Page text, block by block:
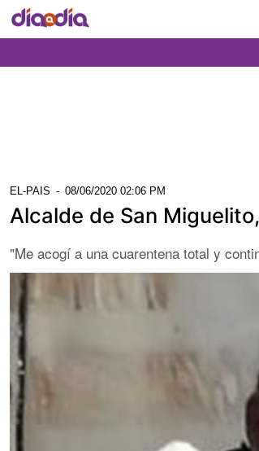
EL-PAIS - 08/06/2020 02:06 PM
Alcalde de San
"Me acogí a una cuarentena total y